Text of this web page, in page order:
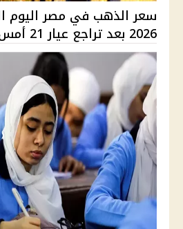
2026 بعد تراجع عيار 21 أمس